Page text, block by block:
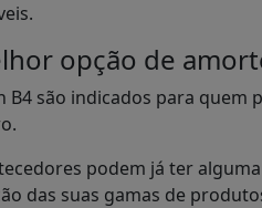
opção de
B4 são indicados para
podem já ter
das suas gamas de